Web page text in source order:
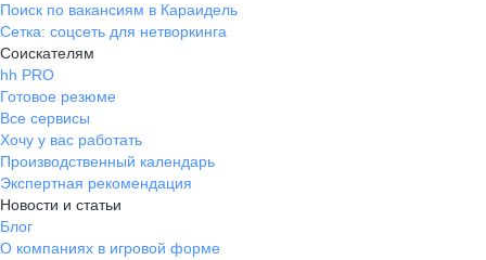
Поиск по вакансиям в Караидель
Сетка: соцсеть для нетворкинга
Соискателям
hh PRO
Готовое резюме
Все сервисы
Хочу у вас работать
Производственный календарь
Экспертная рекомендация
Новости и статьи
Блог
О компаниях в игровой форме